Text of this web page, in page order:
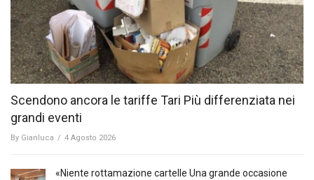
Scendono ancora le tariffe Tari Più differenziata nei
grandi eventi
By Gianluca / 4 Agosto 2026
«Niente rottamazione cartelle Una grande occasione